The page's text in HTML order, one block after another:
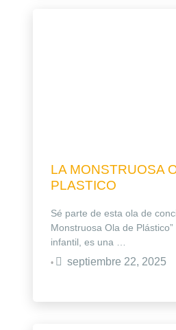
LA MONSTRUOSA
PLASTICO
Sé parte de esta ola de
Monstruosa Ola de
infantil, es una …
• septiembre 22, 2025